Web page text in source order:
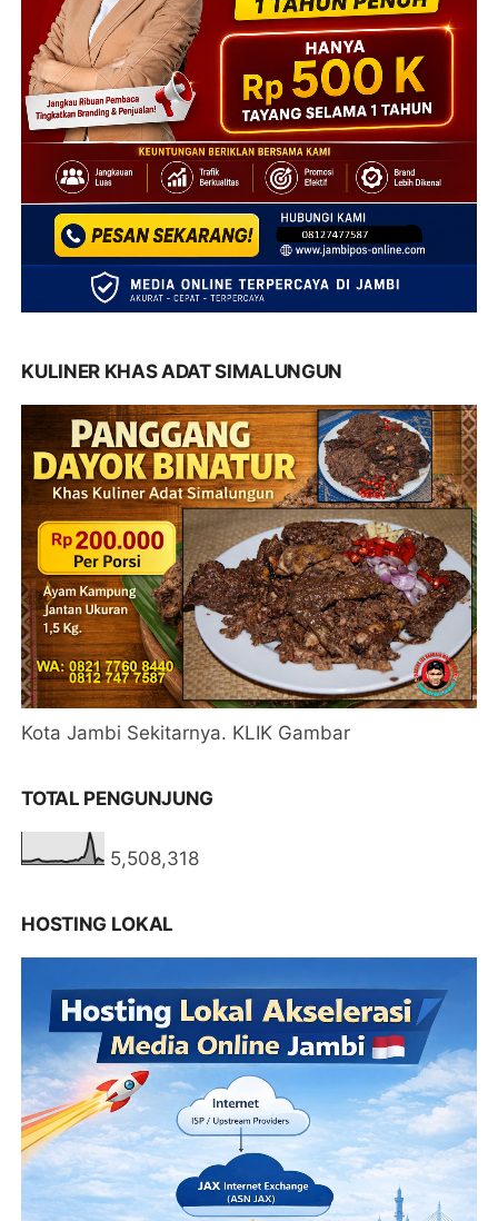
KULINER KHAS ADAT SIMALUNGUN
Kota Jambi Sekitarnya. KLIK Gambar
TOTAL PENGUNJUNG
5,508,318
HOSTING LOKAL